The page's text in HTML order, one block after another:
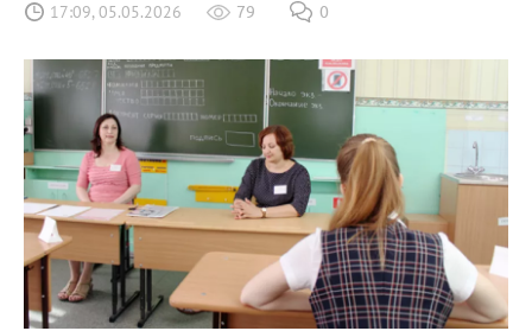
17:09, 05.05.2026 79 0